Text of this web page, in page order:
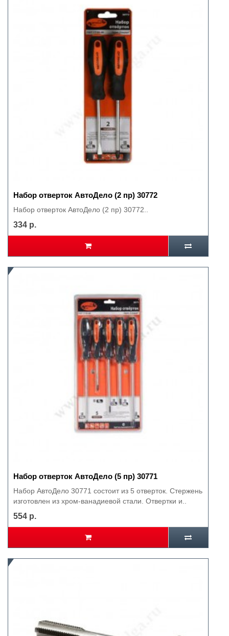
Набор отверток АвтоДело (2 пр) 30772
Набор отверток АвтоДело (2 пр) 30772..
334 р.
Набор отверток АвтоДело (5 пр) 30771
Набор АвтоДело 30771 состоит из 5 отверток. Стержень
изготовлен из хром-ванадиевой стали. Отвертки и..
554 р.